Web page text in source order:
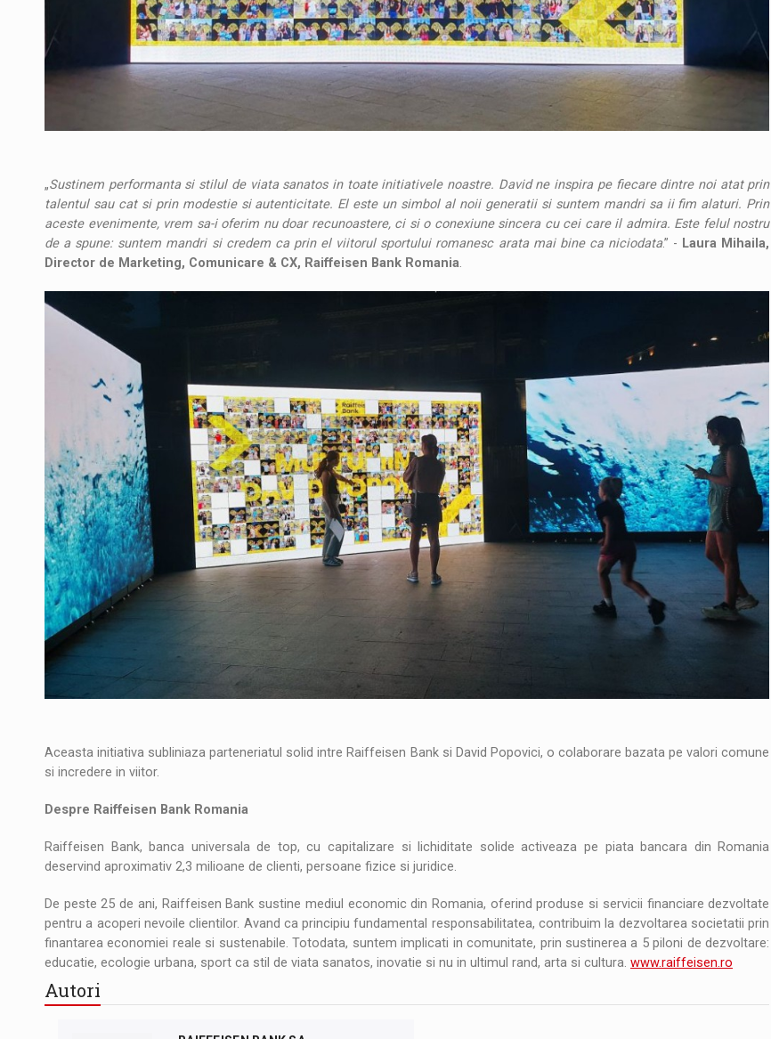
„Sustinem performanta si stilul de viata sanatos in toate initiativele noastre. David ne inspira pe fiecare dintre noi atat prin
talentul sau cat si prin modestie si autenticitate. El este un simbol al noii generatii si suntem mandri sa ii fim alaturi. Prin
aceste evenimente, vrem sa-i oferim nu doar recunoastere, ci si o conexiune sincera cu cei care il admira. Este felul nostru
de a spune: suntem mandri si credem ca prin el viitorul sportului romanesc arata mai bine ca niciodata.” - Laura Mihaila,
Director de Marketing, Comunicare & CX, Raiffeisen Bank Romania.
Aceasta initiativa subliniaza parteneriatul solid intre Raiffeisen Bank si David Popovici, o colaborare bazata pe valori comune
si incredere in viitor.
Despre Raiffeisen Bank Romania
Raiffeisen Bank, banca universala de top, cu capitalizare si lichiditate solide activeaza pe piata bancara din Romania
deservind aproximativ 2,3 milioane de clienti, persoane fizice si juridice.
De peste 25 de ani, Raiffeisen Bank sustine mediul economic din Romania, oferind produse si servicii financiare dezvoltate
pentru a acoperi nevoile clientilor. Avand ca principiu fundamental responsabilitatea, contribuim la dezvoltarea societatii prin
finantarea economiei reale si sustenabile. Totodata, suntem implicati in comunitate, prin sustinerea a 5 piloni de dezvoltare:
educatie, ecologie urbana, sport ca stil de viata sanatos, inovatie si nu in ultimul rand, arta si cultura. www.raiffeisen.ro
Autori